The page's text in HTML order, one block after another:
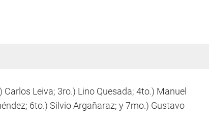
Carlos Leiva; 3ro.) Lino Quesada; 4to.) Manuel
6to.) Silvio Argañaraz; y 7mo.) Gustavo